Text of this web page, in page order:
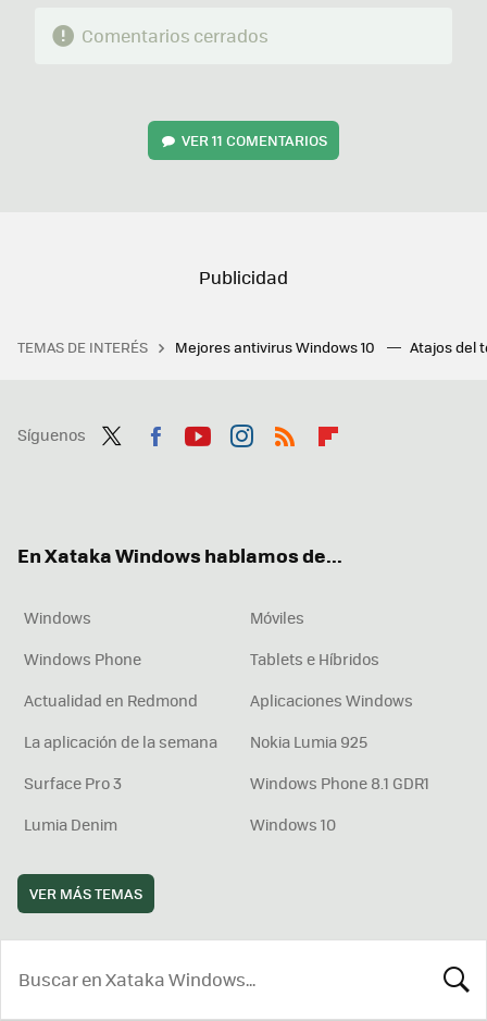
Comentarios cerrados
VER11 COMENTARIOS
TEMAS DE INTERÉS Mejores antivirus Windows 10 Atajos del
Síguenos
En Xataka Windows hablamos de...
Windows
Móviles
Windows Phone
Tablets e Híbridos
Actualidad en Redmond
Aplicaciones Windows
La aplicación de la semana
Nokia Lumia 925
Surface Pro 3
Windows Phone 8.1 GDR1
Lumia Denim
Windows 10
VER MÁS TEMAS